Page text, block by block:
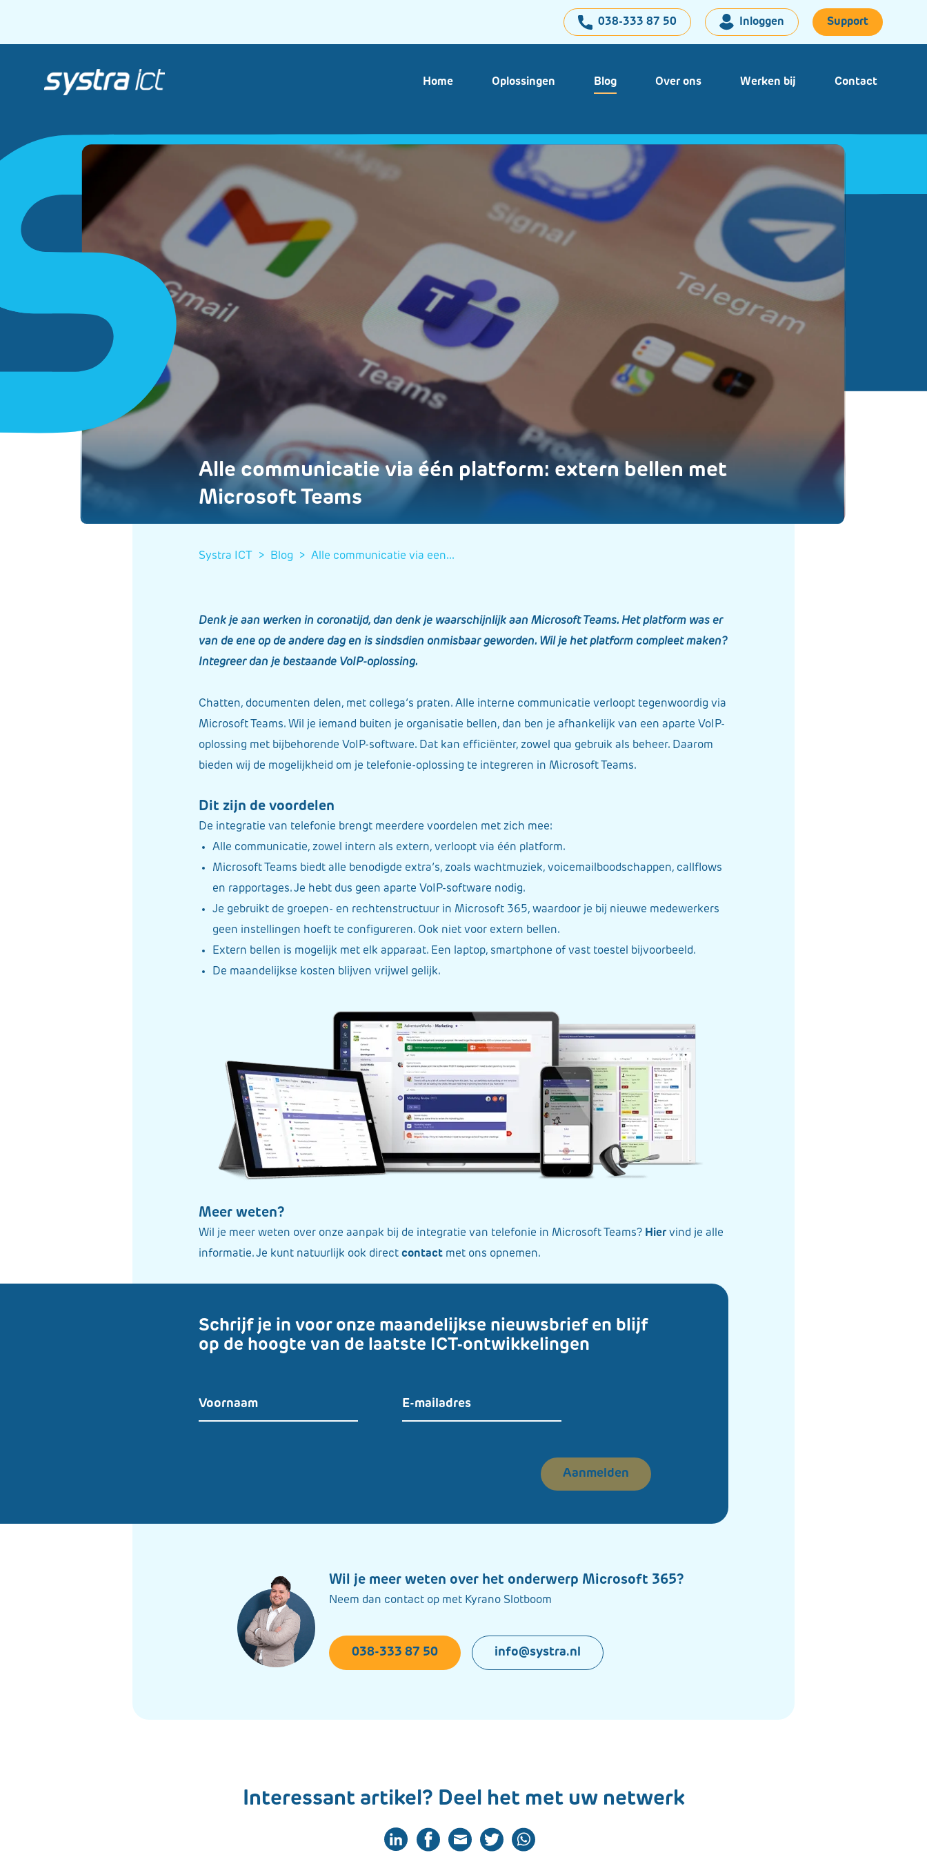
038-333 87 50 Inloggen Support
Home Oplossingen Blog Over ons Werken bij Contact
Alle communicatie via één platform: extern bellen met
Microsoft Teams
Systra ICT > blog > alle communicatie via een...
Denk je aan werken in coronatijd, dan denk je waarschijnlijk aan Microsoft Teams. Het platform was er
van de ene op de andere dag en is sindsdien onmisbaar geworden. Wil je het platform compleet maken?
Integreer dan je bestaande VoIP-oplossing.
Chatten, documenten delen, met collega’s praten. Alle interne communicatie verloopt tegenwoordig via
Microsoft Teams. Wil je iemand buiten je organisatie bellen, dan ben je afhankelijk van een aparte VoIP-
oplossing met bijbehorende VoIP-software. Dat kan efficiënter, zowel qua gebruik als beheer. Daarom
bieden wij de mogelijkheid om je telefonie-oplossing te integreren in Microsoft Teams.
Dit zijn de voordelen
De integratie van telefonie brengt meerdere voordelen met zich mee:
Alle communicatie, zowel intern als extern, verloopt via één platform.
Microsoft Teams biedt alle benodigde extra’s, zoals wachtmuziek, voicemailboodschappen, callflows
en rapportages. Je hebt dus geen aparte VoIP-software nodig.
Je gebruikt de groepen- en rechtenstructuur in Microsoft 365, waardoor je bij nieuwe medewerkers
geen instellingen hoeft te configureren. Ook niet voor extern bellen.
Extern bellen is mogelijk met elk apparaat. Een laptop, smartphone of vast toestel bijvoorbeeld.
De maandelijkse kosten blijven vrijwel gelijk.
Meer weten?
Wil je meer weten over onze aanpak bij de integratie van telefonie in Microsoft Teams? Hier vind je alle
informatie. Je kunt natuurlijk ook direct contact met ons opnemen.
​Schrijf je in voor onze maandelijkse nieuwsbrief en blijf
op de hoogte van de laatste ICT-ontwikkelingen
Aanmelden
Wil je meer weten over het onderwerp Microsoft 365?
Neem dan contact op met Kyrano Slotboom
038-333 87 50 info@systra.nl
Interessant artikel? Deel het met uw netwerk